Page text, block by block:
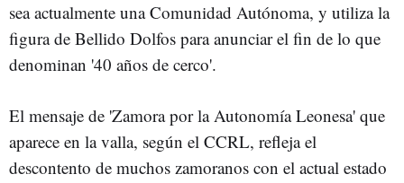
sea actualmente una Comunidad Autónoma, y utiliza la
figura de Bellido Dolfos para anunciar el fin de lo que
denominan '40 años de cerco'.
El mensaje de 'Zamora por la Autonomía Leonesa' que
aparece en la valla, según el CCRL, refleja el
descontento de muchos zamoranos con el actual estado